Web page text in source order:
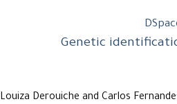
Genetic
Louiza Derouiche and Carlos